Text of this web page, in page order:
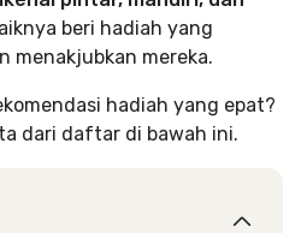
beri hadiah yang
menakjubkan mereka.
hadiah yang epat?
dari daftar di bawah ini.